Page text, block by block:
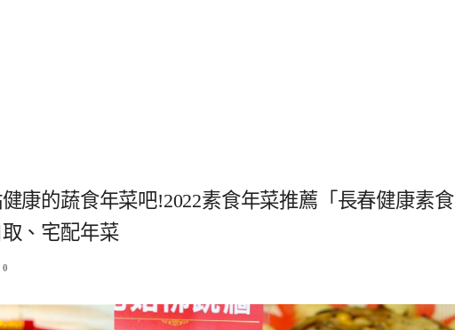
康的蔬食年菜吧!2022素食年菜推薦「長春健康素食
、宅配年菜
0